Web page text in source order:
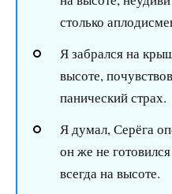
столько
Я забрался на
высоте,
панический страх.
Я думал, Серёга
он же не
всегда на высоте.